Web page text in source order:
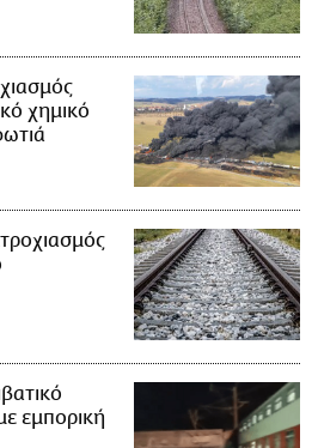
χημικό
εμπορική